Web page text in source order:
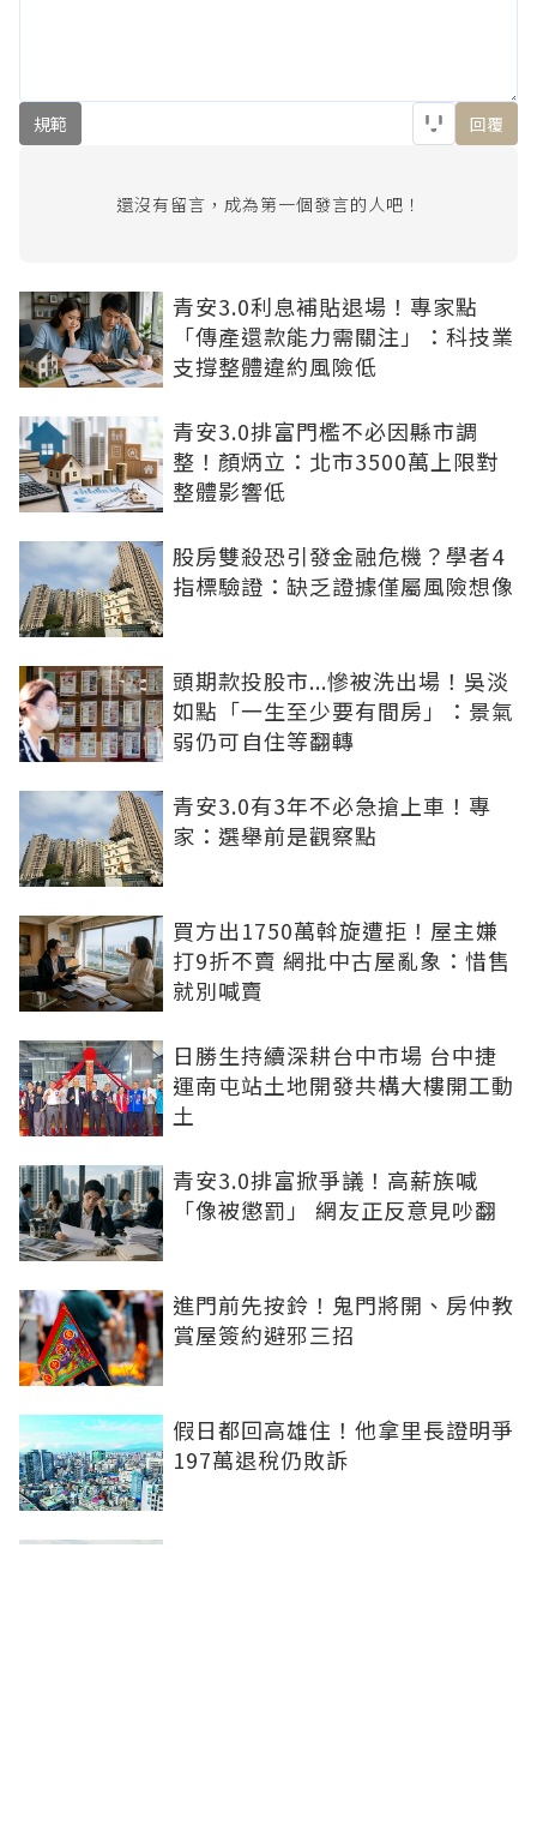
規範 回覆
還沒有留言，成為第一個發言的人吧！
青安3.0利息補貼退場！專家點
「傳產還款能力需關注」：科技業
支撐整體違約風險低
青安3.0排富門檻不必因縣市調
整！顏炳立：北市3500萬上限對
整體影響低
股房雙殺恐引發金融危機？學者4
指標驗證：缺乏證據僅屬風險想像
頭期款投股市...慘被洗出場！吳淡
如點「一生至少要有間房」：景氣
弱仍可自住等翻轉
青安3.0有3年不必急搶上車！專
家：選舉前是觀察點
買方出1750萬斡旋遭拒！屋主嫌
打9折不賣 網批中古屋亂象：惜售
就別喊賣
日勝生持續深耕台中市場 台中捷
運南屯站土地開發共構大樓開工動
土
青安3.0排富掀爭議！高薪族喊
「像被懲罰」 網友正反意見吵翻
進門前先按鈴！鬼門將開、房仲教
賞屋簽約避邪三招
假日都回高雄住！他拿里長證明爭
197萬退稅仍敗訴